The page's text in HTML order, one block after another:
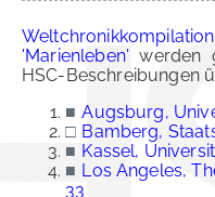
Weltchronikkompilation
'Marienleben' werden
HSC-Beschreibungen
■ Augsburg,
□ Bamberg,
■ Kassel,
■ Los Angeles,
33